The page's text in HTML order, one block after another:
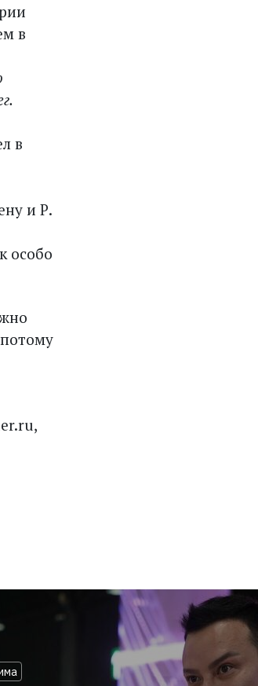
в
в
и Р.
особо